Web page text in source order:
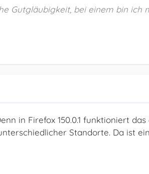
Gutgläubigkeit, bei einem bin ich
in Firefox 150.0.1 funktioniert das
Standorte. Da ist ein